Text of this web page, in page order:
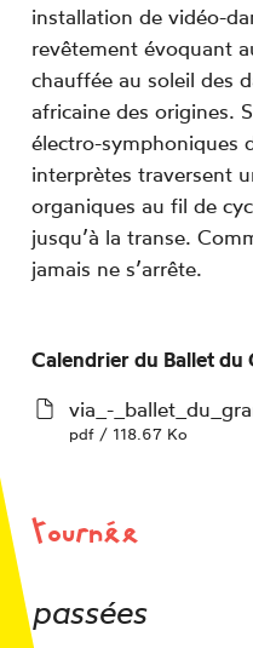
installation de vidéo-
revêtement évoquant
chauffée au soleil des
africaine des origines.
électro-symphoniques
interprètes traversent
organiques au fil de
jusqu’à la transe.
jamais ne s’arrête.
Calendrier du Ballet du
via_-
pdf / 118.67 Ko
tournée
passées